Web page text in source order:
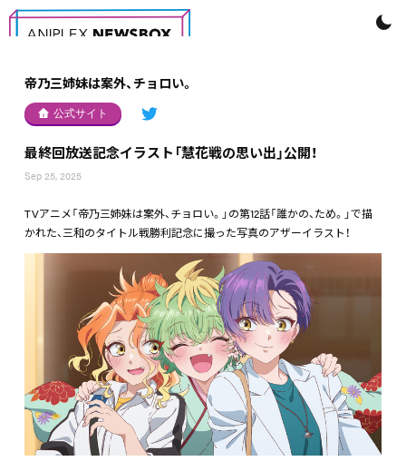
帝乃三姉妹は案外、チョロい。
公式サイト
最終回放送記念イラスト「慧花戦の思い出」公開！
Sep 25, 2025
TVアニメ「帝乃三姉妹は案外、チョロい。」の第12話「誰かの、ため。」で描
かれた、三和のタイトル戦勝利記念に撮った写真のアザーイラスト！